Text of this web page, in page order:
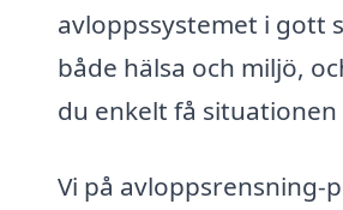
avloppssystemet i gott
både hälsa och miljö,
du enkelt få
Vi på avloppsrensning-